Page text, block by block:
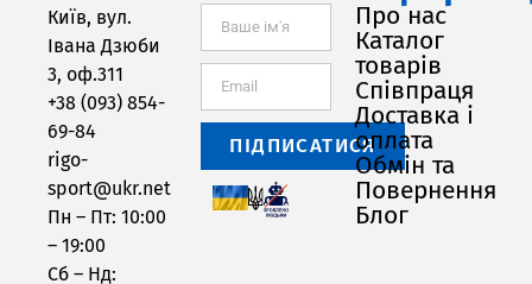
Київ, вул.
Івана Дзюби
3, оф.311
+38 (093) 854-
69-84
rigo-
sport@ukr.net
Пн – Пт: 10:00
– 19:00
Сб – Нд:
ПІДПИСАТИСЯ
Про нас
Каталог
товарів
Співпраця
Доставка і
оплата
Обмін та
Повернення
Блог